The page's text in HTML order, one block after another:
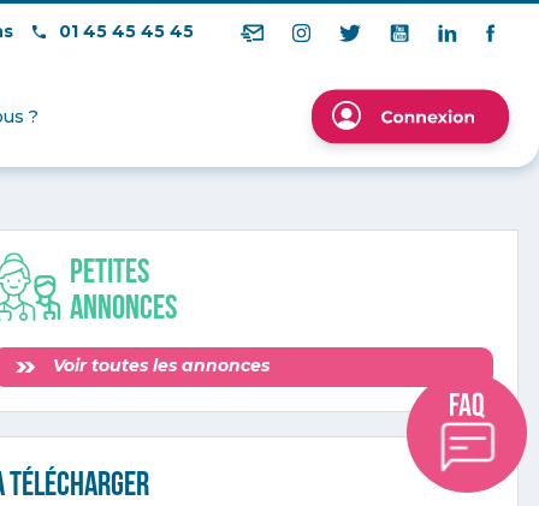
01 45 45 45 45
?
Petites
annonces
Voir toutes les annonces
télécharger